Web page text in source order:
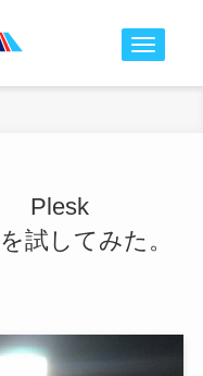
t
a
Plesk
試してみた。